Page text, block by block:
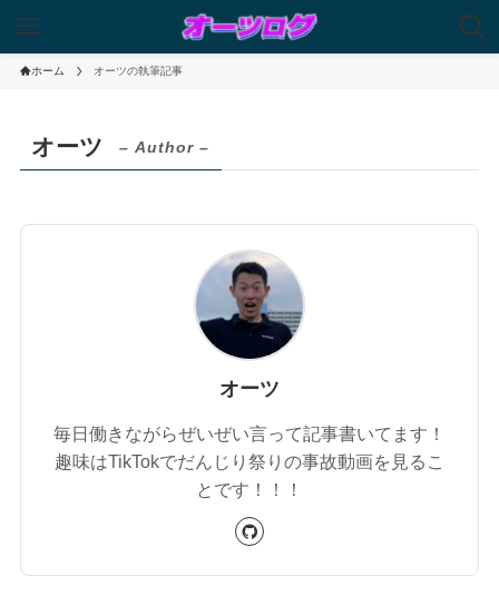
ホーム オーツの執筆記事
オーツ – Author –
オーツ
毎日働きながらぜいぜい言って記事書いてます！
趣味はTikTokでだんじり祭りの事故動画を見るこ
とです！！！